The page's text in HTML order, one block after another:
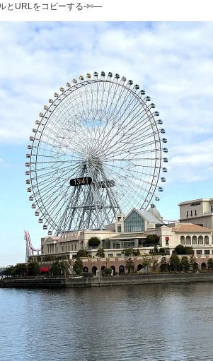
とURLをコピーする-✄—